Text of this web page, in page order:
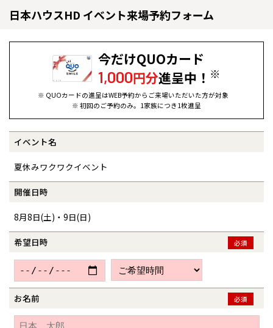
日本ハウスHD イベント来場予約フォーム
今だけQUOカード
1,000円分進呈中！ ※
※ QUOカードの進呈はWEB予約からご来場いただいた方が対象
※ 初回のご予約のみ。1家族につき1枚進呈
イベント名
夏休みワクワクイベント
開催日時
8月8日(土)・9日(日)
希望日時 必須
お名前 必須
全国の展示場
北海道
札幌
道央
道北
東北
青森
秋田
甲信越・北陸
新潟
関東
お近くのイベント
北海道
札幌
小樽
苫小牧千歳
小樽
道北
道南
東北
青森県
青森
秋田県
秋田
岩手県
盛岡
甲信越・北陸
新潟県
新潟
長岡
山梨県
甲府
関東